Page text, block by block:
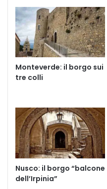
Monteverde: il borgo sui
tre colli
Nusco: il borgo “balcone
dell’Irpinia”